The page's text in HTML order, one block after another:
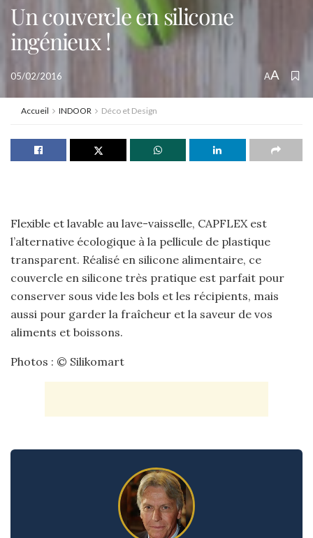
Un couvercle en silicone
ingénieux !
05/02/2016 AA
Accueil INDOOR Déco et Design
Flexible et lavable au lave-vaisselle, CAPFLEX est
l’alternative écologique à la pellicule de plastique
transparent. Réalisé en silicone alimentaire, ce
couvercle en silicone très pratique est parfait pour
conserver sous vide les bols et les récipients, mais
aussi pour garder la fraîcheur et la saveur de vos
aliments et boissons.
Photos : © Silikomart